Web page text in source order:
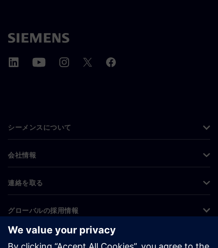
シーメンスについて
会社情報
連絡を取る
グローバルの採用情報